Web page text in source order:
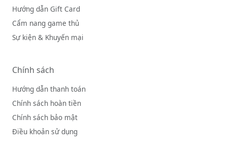
Hướng dẫn Gift Card
Cẩm nang game thủ
Sự kiện & Khuyến mại
Chính sách
Hướng dẫn thanh toán
Chính sách hoàn tiền
Chính sách bảo mật
Điều khoản sử dụng